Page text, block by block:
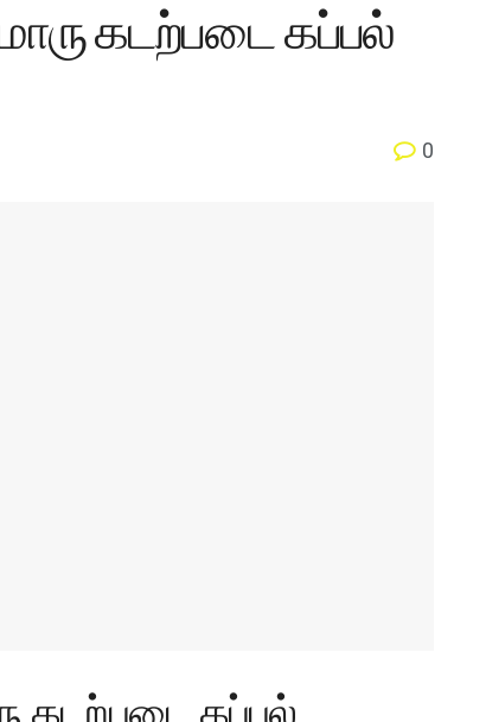
கடற்படை கப்பல்
0
கடற்படை கப்பல்